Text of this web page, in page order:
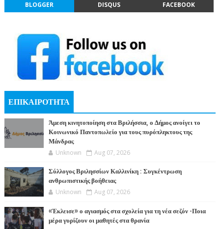
BLOGGER DISQUS FACEBOOK
ΕΠΙΚΑΙΡΟΤΗΤΑ
Άμεση κινητοποίηση στα Βριλήσσια, ο Δήμος ανοίγει το
Κοινωνικό Παντοπωλείο για τους πυρόπληκτους της
Μάνδρας
Unknown Aug 07, 2026
Σύλλογος Βριλησσίων Καλλινίκη : Συγκέντρωση
ανθρωπιστικής βοήθειας
Unknown Aug 07, 2026
«Έκλεισε» ο αγιασμός στα σχολεία για τη νέα σεζόν -Ποια
μέρα γυρίζουν οι μαθητές στα θρανία